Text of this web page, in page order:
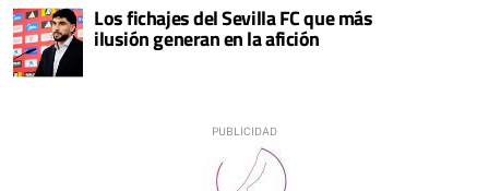
Los fichajes del Sevilla FC que más
ilusión generan en la afición